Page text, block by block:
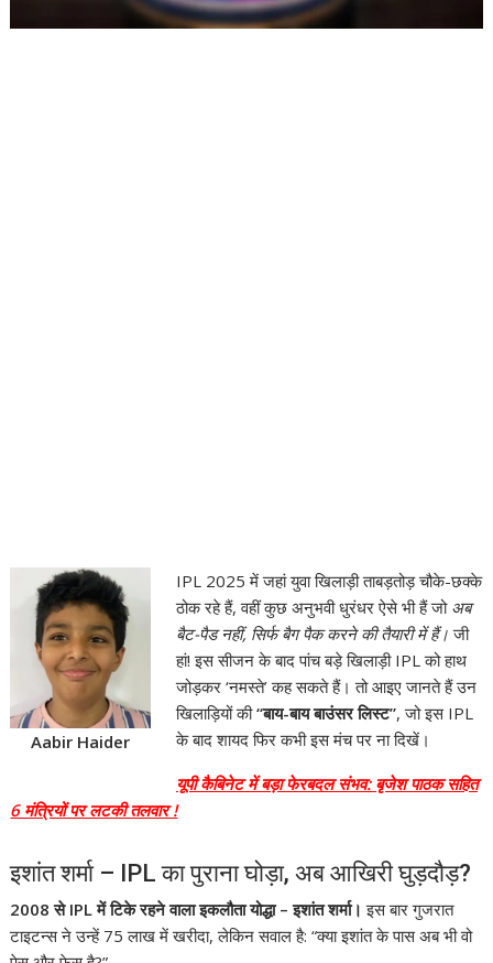
Aabir Haider
IPL 2025 में जहां युवा खिलाड़ी ताबड़तोड़ चौके-छक्के
ठोक रहे हैं, वहीं कुछ अनुभवी धुरंधर ऐसे भी हैं जो अब
बैट-पैड नहीं, सिर्फ बैग पैक करने की तैयारी में हैं। जी
हां! इस सीजन के बाद पांच बड़े खिलाड़ी IPL को हाथ
जोड़कर ‘नमस्ते’ कह सकते हैं। तो आइए जानते हैं उन
खिलाड़ियों की“बाय-बाय बाउंसर लिस्ट”, जो इस IPL
के बाद शायद फिर कभी इस मंच पर ना दिखें।
यूपी कैबिनेट में बड़ा फेरबदल संभव: बृजेश पाठक सहित
6 मंत्रियों पर लटकी तलवार !
इशांत शर्मा – IPL का पुराना घोड़ा, अब आखिरी घुड़दौड़?
2008 से IPL में टिके रहने वाला इकलौता योद्धा – इशांत शर्मा। इस बार गुजरात
टाइटन्स ने उन्हें 75 लाख में खरीदा, लेकिन सवाल है: “क्या इशांत के पास अब भी वो